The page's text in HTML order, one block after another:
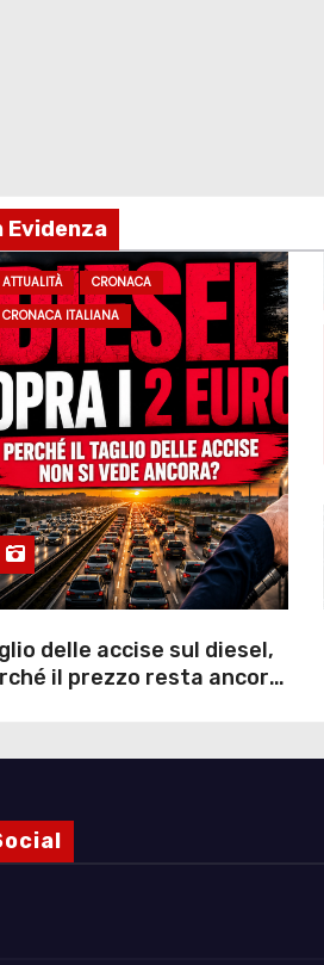
Evidenza
ATTUALITÀ
CRONACA
CRONACA ITALIANA
delle accise sul diesel,
il prezzo resta ancora